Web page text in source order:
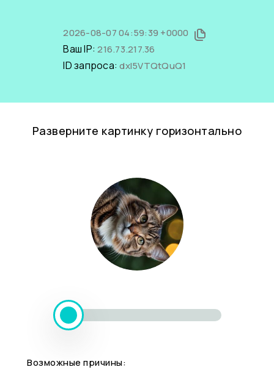
2026-08-07 04:59:39 +0000
Ваш IP:216.73.217.36
ID запроса:dxI5VTQtQuQ1
Разверните картинку горизонтально
Возможные причины: